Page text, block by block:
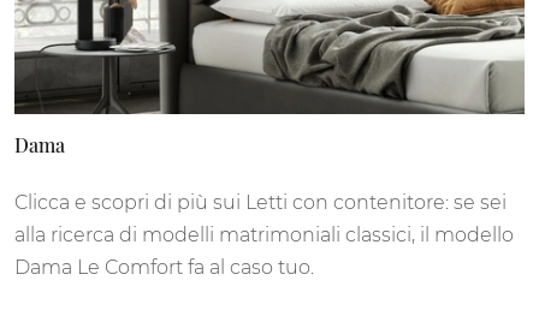
Dama
Clicca e scopri di più sui Letti con contenitore: se sei
alla ricerca di modelli matrimoniali classici, il modello
Dama Le Comfort fa al caso tuo.